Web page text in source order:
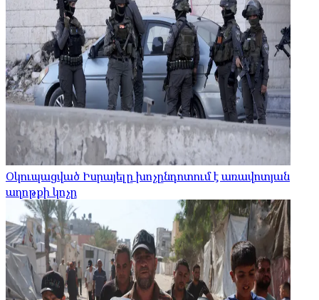
Օկուպացված Իսրայելը խոչընդոտում է առավոտյան
աղոթքի կոչը